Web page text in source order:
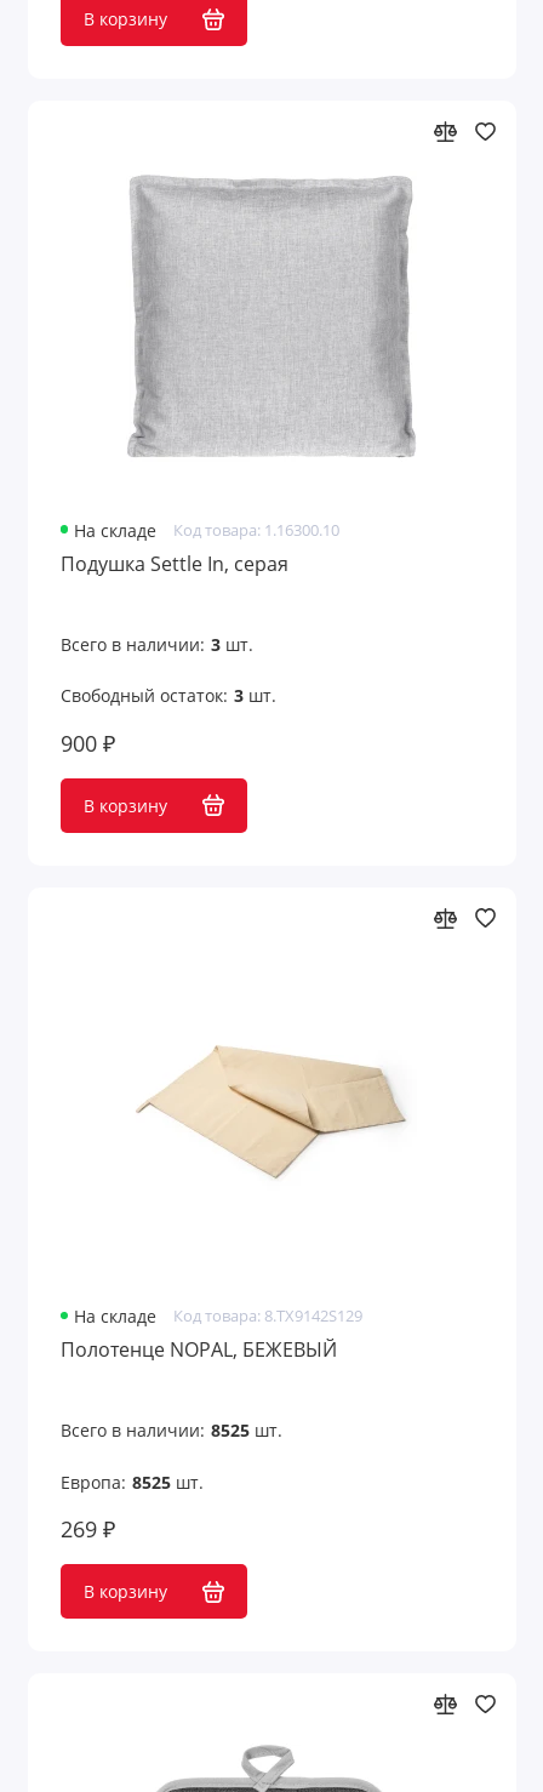
В корзину
На складе Код товара: 1.16300.10
Подушка Settle In, серая
Всего в наличии: 3шт.
Свободный остаток: 3шт.
900 ₽
В корзину
На складе Код товара: 8.TX9142S129
Полотенце NOPAL, БЕЖЕВЫЙ
Всего в наличии: 8525шт.
Европа: 8525шт.
269 ₽
В корзину